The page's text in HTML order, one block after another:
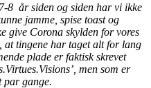
8 år siden og siden har vi ikke
jamme, spise toast og
give Corona skylden for vores
at tingene har taget alt for lang
plade er faktisk skrevet
men som er
par gange.